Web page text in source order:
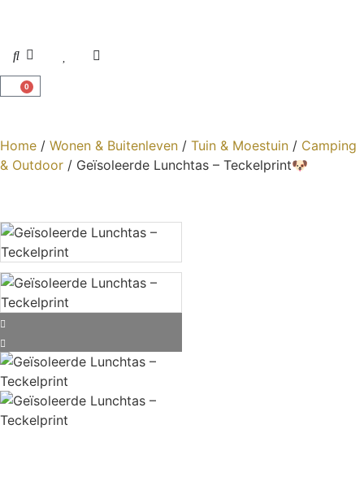
0
Home / Wonen & Buitenleven / Tuin & Moestuin / Camping
& Outdoor / Geïsoleerde Lunchtas – Teckelprint🐶